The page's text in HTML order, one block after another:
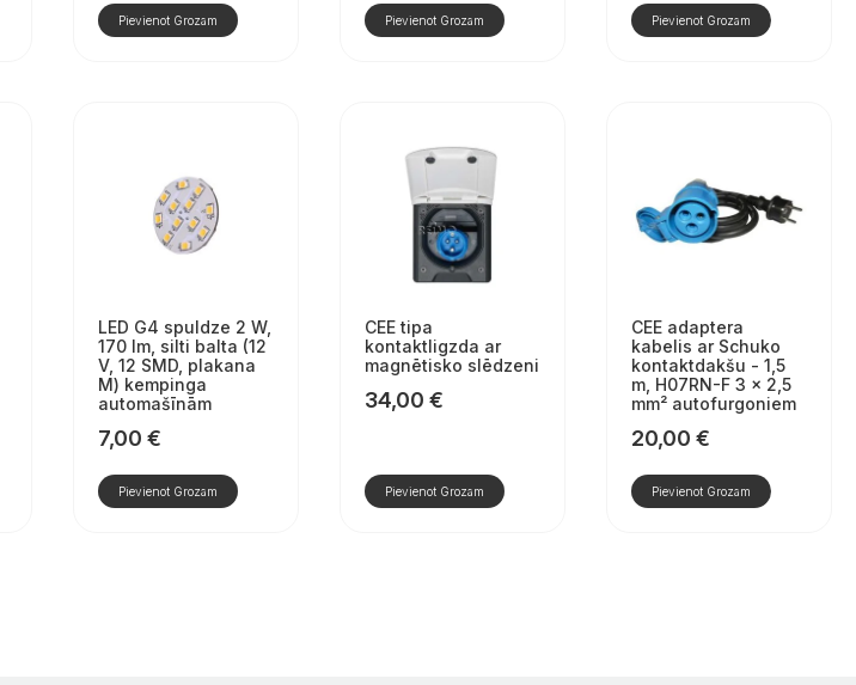
Pievienot Grozam Pievienot Grozam Pievienot Grozam
LED G4 spuldze 2 W,
170 lm, silti balta (12
V, 12 SMD, plakana
M) kempinga
automašīnām
7,00 €
Pievienot Grozam
CEE tipa
kontaktligzda ar
magnētisko slēdzeni
34,00 €
Pievienot Grozam
CEE adaptera
kabelis ar Schuko
kontaktdakšu - 1,5
m, H07RN-F 3 x 2,5
mm² autofurgoniem
20,00 €
Pievienot Grozam